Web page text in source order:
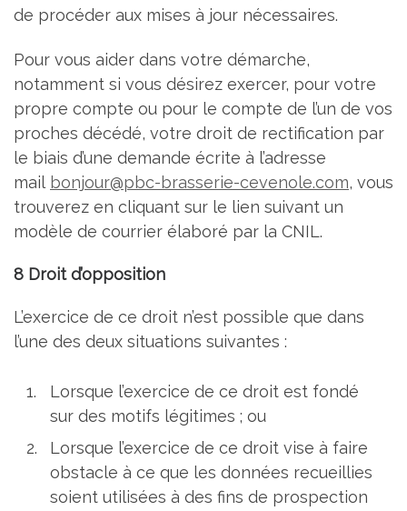
de procéder aux mises à jour nécessaires.
Pour vous aider dans votre démarche,
notamment si vous désirez exercer, pour votre
propre compte ou pour le compte de l’un de vos
proches décédé, votre droit de rectification par
le biais d’une demande écrite à l’adresse
mail bonjour@pbc-brasserie-cevenole.com, vous
trouverez en cliquant sur le lien suivant un
modèle de courrier élaboré par la CNIL.
8 Droit d’opposition
L’exercice de ce droit n’est possible que dans
l’une des deux situations suivantes :
Lorsque l’exercice de ce droit est fondé
sur des motifs légitimes ; ou
Lorsque l’exercice de ce droit vise à faire
obstacle à ce que les données recueillies
soient utilisées à des fins de prospection